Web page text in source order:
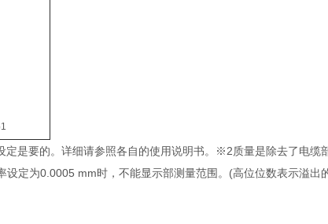
是要的。详细请参照各自的使用说明书。※2质量是除去了电缆
定为0.0005 mm时，不能显示部测量范围。(高位位数表示溢出